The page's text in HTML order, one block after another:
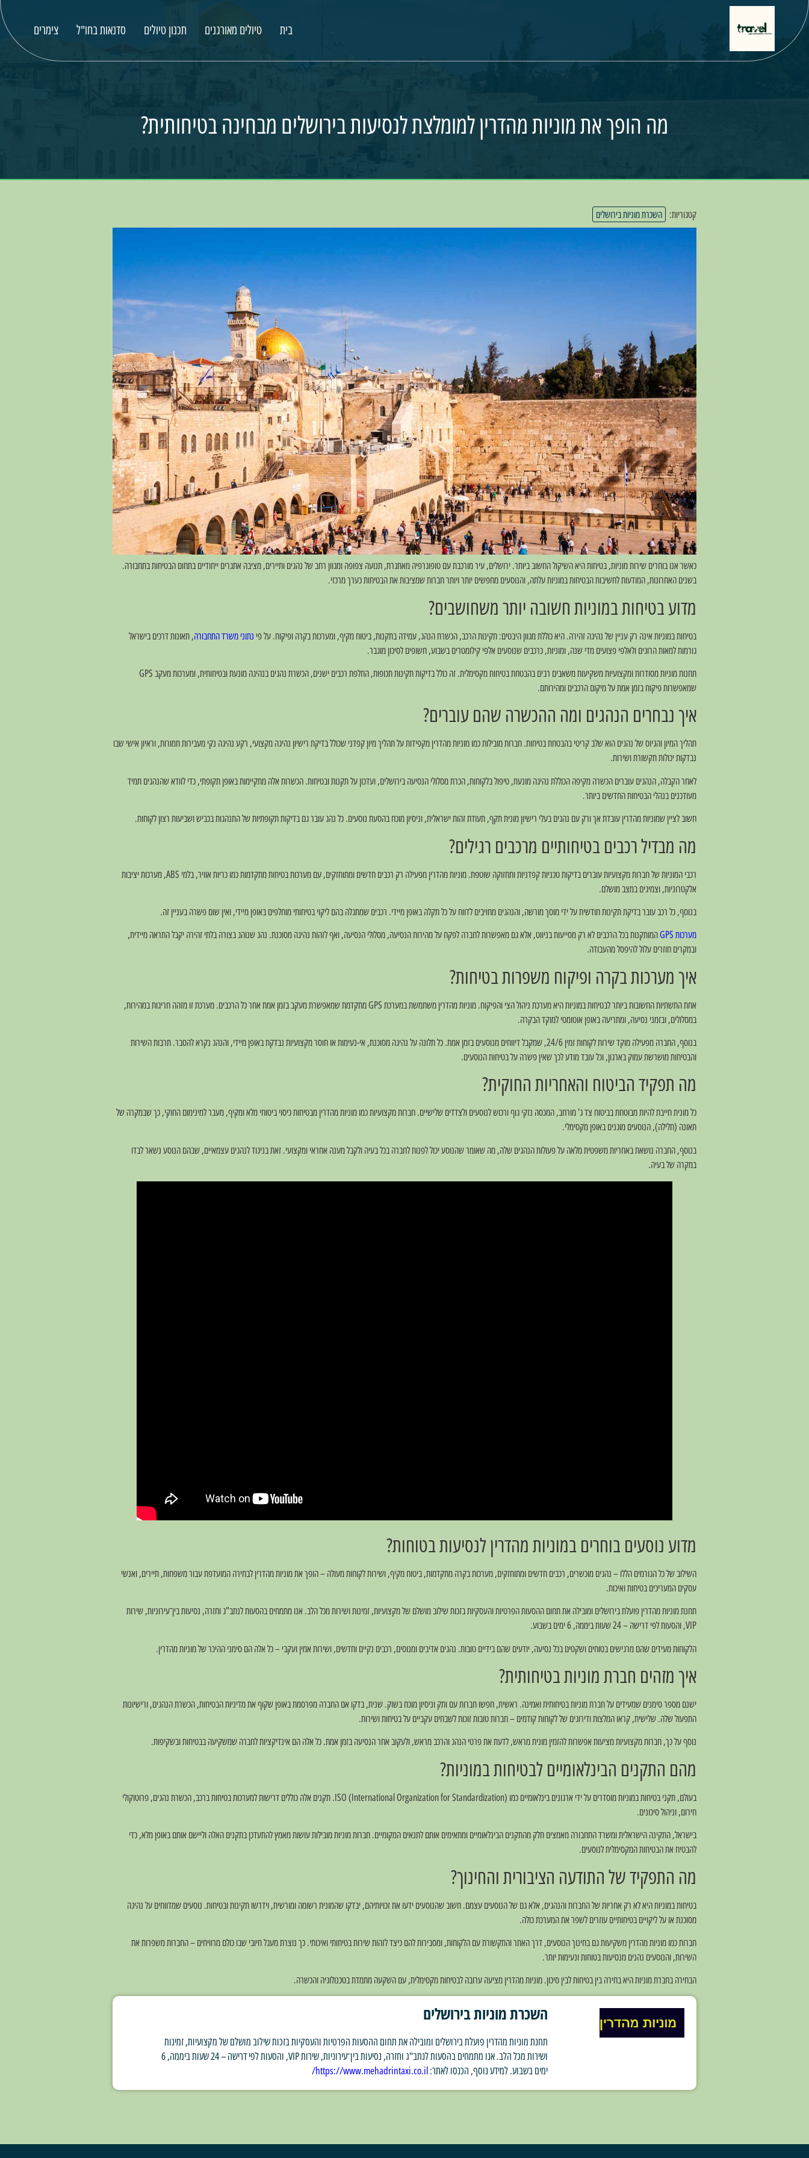
בית טיולים מאורגנים תכנון טיולים סדנאות בחו"ל צימרים
מה הופך את מוניות מהדרין למומלצת לנסיעות בירושלים מבחינה בטיחותית?
קטגוריות: השכרת מוניות בירושלים
כאשר אנו בוחרים שירות מוניות, בטיחות היא השיקול החשוב ביותר. ירושלים, עיר מורכבת עם טופוגרפיה מאתגרת, תנועה צפופה ומגוון רחב של נהגים ותיירים, מציבה אתגרים ייחודיים בתחום הבטיחות בתחבורה.
בשנים האחרונות, המודעות לחשיבות הבטיחות במוניות עלתה, והנוסעים מחפשים יותר ויותר חברות שמציבות את הבטיחות כערך מרכזי.
מדוע בטיחות במוניות חשובה יותר משחושבים?
בטיחות במוניות אינה רק עניין של נהיגה זהירה. היא כוללת מגוון היבטים: תקינות הרכב, הכשרת הנהג, עמידה בתקנות, ביטוח מקיף, ומערכות בקרה ופיקוח. על פי נתוני משרד התחבורה, תאונות דרכים בישראל
גורמות למאות הרוגים ולאלפי פצועים מדי שנה, ומוניות, כרכבים שנוסעים אלפי קילומטרים בשבוע, חשופים לסיכון מוגבר.
תחנות מוניות מסודרות ומקצועיות משקיעות משאבים רבים בהבטחת בטיחות מקסימלית. זה כולל בדיקות תקינות תכופות, החלפת רכבים ישנים, הכשרת נהגים בנהיגה מונעת ובטיחותית, ומערכות מעקב GPS
שמאפשרות פיקוח בזמן אמת על מיקום הרכבים ומהירותם.
איך נבחרים הנהגים ומה ההכשרה שהם עוברים?
תהליך המיון והגיוס של נהגים הוא שלב קריטי בהבטחת בטיחות. חברות מובילות כמו מוניות מהדרין מקפידות על תהליך מיון קפדני שכולל בדיקת רישיון נהיגה מקצועי, רקע נהיגה נקי מעבירות חמורות, וראיון אישי שבו
נבדקות יכולות תקשורת ושירות.
לאחר הקבלה, הנהגים עוברים הכשרה מקיפה הכוללת נהיגה מונעת, טיפול בלקוחות, הכרת מסלולי הנסיעה בירושלים, ועדכון על תקנות ובטיחות. הכשרות אלה מתקיימות באופן תקופתי, כדי לוודא שהנהגים תמיד
מעודכנים בנהלי הבטיחות החדשים ביותר.
חשוב לציין שמוניות מהדרין עובדת אך ורק עם נהגים בעלי רישיון מונית תקף, תעודת זהות ישראלית, וניסיון מוכח בהסעת נוסעים. כל נהג עובר גם בדיקות תקופתיות של התנהגות בכביש ושביעות רצון לקוחות.
מה מבדיל רכבים בטיחותיים מרכבים רגילים?
רכבי המוניות של חברות מקצועיות עוברים בדיקות טכניות קפדניות ותחזוקה שוטפת. מוניות מהדרין מפעילה רק רכבים חדשים ומתוחזקים, עם מערכות בטיחות מתקדמות כמו כריות אוויר, בלמי ABS, מערכות יציבות
אלקטרוניות, וצמיגים במצב מושלם.
בנוסף, כל רכב עובר בדיקת תקינות חודשית על ידי מוסך מורשה, והנהגים מחויבים לדווח על כל תקלה באופן מיידי. רכבים שמתגלה בהם ליקוי בטיחותי מוחלפים באופן מיידי, ואין שום פשרה בעניין זה.
מערכות GPS
המותקנות בכל הרכבים לא רק מסייעות בניווט, אלא גם מאפשרות לחברה לפקח על מהירות הנסיעה, מסלולי הנסיעה, ואף לזהות נהיגה מסוכנת. נהג שנוהג בצורה בלתי זהירה יקבל התראה מיידית,
ובמקרים חוזרים עלול להיפסל מהעבודה.
איך מערכות בקרה ופיקוח משפרות בטיחות?
אחת התשתיות החשובות ביותר לבטיחות במוניות היא מערכת ניהול הצי והפיקוח. מוניות מהדרין משתמשת במערכת GPS מתקדמת שמאפשרת מעקב בזמן אמת אחר כל הרכבים. מערכת זו מזהה חריגות במהירות,
במסלולים, ובזמני נסיעה, ומתריעה באופן אוטומטי למוקד הבקרה.
בנוסף, החברה מפעילה מוקד שירות לקוחות זמין 24/6, שמקבל דיווחים מנוסעים בזמן אמת. כל תלונה על נהיגה מסוכנת, אי-נעימות או חוסר מקצועיות נבדקת באופן מיידי, והנהג נקרא להסבר. תרבות השירות
והבטיחות מושרשת עמוק בארגון, וכל עובד מודע לכך שאין פשרה על בטיחות הנוסעים.
מה תפקיד הביטוח והאחריות החוקית?
כל מונית חייבת להיות מבוטחת בביטוח צד ג' מורחב, המכסה נזקי גוף ורכוש לנוסעים ולצדדים שלישיים. חברות מקצועיות כמו מוניות מהדרין מבטיחות כיסוי ביטוחי מלא ומקיף, מעבר למינימום החוקי, כך שבמקרה של
תאונה (חלילה), הנוסעים מוגנים באופן מקסימלי.
בנוסף, החברה נושאת באחריות משפטית מלאה על פעולות הנהגים שלה, מה שאומר שהנוסע יכול לפנות לחברה בכל בעיה ולקבל מענה אחראי ומקצועי. זאת בניגוד לנהגים עצמאיים, שבהם הנוסע נשאר לבדו
במקרה של בעיה.
מדוע נוסעים בוחרים במוניות מהדרין לנסיעות בטוחות?
השילוב של כל הגורמים הללו – נהגים מוכשרים, רכבים חדשים ומתוחזקים, מערכות בקרה מתקדמות, ביטוח מקיף, ושירות לקוחות מעולה – הופך את מוניות מהדרין לבחירה המועדפת עבור משפחות, תיירים, ואנשי
עסקים המעריכים בטיחות ואיכות.
תחנת מוניות מהדרין פועלת בירושלים ומובילה את תחום ההסעות הפרטיות והעסקיות בזכות שילוב מושלם של מקצועיות, זמינות ושירות מכל הלב. אנו מתמחים בהסעות לנתב"ג וחזרה, נסיעות בין־עירוניות, שירות
VIP, והסעות לפי דרישה – 24 שעות ביממה, 6 ימים בשבוע.
הלקוחות מעידים שהם מרגישים בטוחים ושקטים בכל נסיעה, יודעים שהם בידיים טובות. נהגים אדיבים ומנוסים, רכבים נקיים וחדשים, ושירות אמין ועקבי – כל אלה הם סימני ההיכר של מוניות מהדרין.
איך מזהים חברת מוניות בטיחותית?
ישנם מספר סימנים שמעידים על חברת מוניות בטיחותית ואמינה. ראשית, חפשו חברות עם ותק וניסיון מוכח בשוק. שנית, בדקו אם החברה מפרסמת באופן שקוף את מדיניות הבטיחות, הכשרת הנהגים, ורישיונות
התפעול שלה. שלישית, קראו המלצות ודירוגים של לקוחות קודמים – חברות טובות זוכות לשבחים עקביים על בטיחות ושירות.
נוסף על כך, חברות מקצועיות מציעות אפשרות להזמין מונית מראש, לדעת את פרטי הנהג והרכב מראש, ולעקוב אחר הנסיעה בזמן אמת. כל אלה הם אינדיקציות לחברה שמשקיעה בבטיחות ובשקיפות.
מהם התקנים הבינלאומיים לבטיחות במוניות?
בעולם, תקני בטיחות במוניות מוסדרים על ידי ארגונים בינלאומיים כמו ISO (International Organization for Standardization). תקנים אלה כוללים דרישות למערכות בטיחות ברכב, הכשרת נהגים, פרוטוקולי
חירום, וניהול סיכונים.
בישראל, התקינה הישראלית ומשרד התחבורה מאמצים חלק מהתקנים הבינלאומיים ומתאימים אותם לתנאים המקומיים. חברות מוניות מובילות עושות מאמץ להתעדכן בתקנים האלה וליישם אותם באופן מלא, כדי
להבטיח את הבטיחות המקסימלית לנוסעים.
מה התפקיד של התודעה הציבורית והחינוך?
בטיחות במוניות היא לא רק אחריות של החברות והנהגים, אלא גם של הנוסעים עצמם. חשוב שהנוסעים ידעו את זכויותיהם, יבדקו שהמונית רשומה ומורשית, וידרשו תקינות ובטיחות. נוסעים שמדווחים על נהיגה
מסוכנת או על ליקויים בטיחותיים עוזרים לשפר את המערכת כולה.
חברות כמו מוניות מהדרין משקיעות גם בחינוך הנוסעים, דרך האתר והתקשורת עם הלקוחות, ומסבירות להם כיצד לזהות שירות בטיחותי ואיכותי. כך נוצרת מעגל חיובי שבו כולם מרוויחים – החברות משפרות את
השירות, והנוסעים נהנים מנסיעות בטוחות ונעימות יותר.
הבחירה בחברת מוניות היא בחירה בין בטיחות לבין סיכון. מוניות מהדרין מציעה ערובה לבטיחות מקסימלית, עם השקעה מתמדת בטכנולוגיה והכשרה.
השכרת מוניות בירושלים
תחנת מוניות מהדרין פועלת בירושלים ומובילה את תחום ההסעות הפרטיות והעסקיות בזכות שילוב מושלם של מקצועיות, זמינות
ושירות מכל הלב. אנו מתמחים בהסעות לנתב"ג וחזרה, נסיעות בין־עירוניות, שירות VIP, והסעות לפי דרישה – 24 שעות ביממה, 6
ימים בשבוע. למידע נוסף, הכנסו לאתר:https://www.mehadrintaxi.co.il/